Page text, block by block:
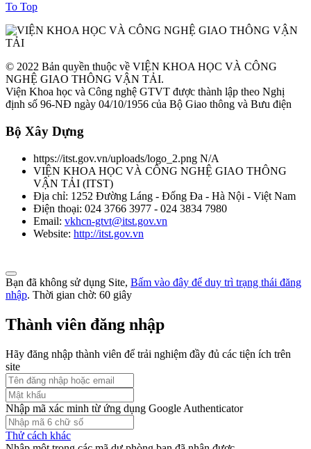
To Top
© 2022 Bản quyền thuộc về VIỆN KHOA HỌC VÀ CÔNG
NGHỆ GIAO THÔNG VẬN TẢI.
Viện Khoa học và Công nghệ GTVT được thành lập theo Nghị
định số 96-NĐ ngày 04/10/1956 của Bộ Giao thông và Bưu điện
Bộ Xây Dựng
https://itst.gov.vn/uploads/logo_2.png N/A
VIỆN KHOA HỌC VÀ CÔNG NGHỆ GIAO THÔNG
VẬN TẢI (ITST)
Địa chỉ: 1252 Đường Láng - Đống Đa - Hà Nội - Việt Nam
Điện thoại: 024 3766 3977 - 024 3834 7980
Email: vkhcn-gtvt@itst.gov.vn
Website: http://itst.gov.vn
Bạn đã không sử dụng Site, Bấm vào đây để duy trì trạng thái đăng
nhập. Thời gian chờ: 60 giây
Thành viên đăng nhập
Hãy đăng nhập thành viên để trải nghiệm đầy đủ các tiện ích trên
site
Nhập mã xác minh từ ứng dụng Google Authenticator
Thử cách khác